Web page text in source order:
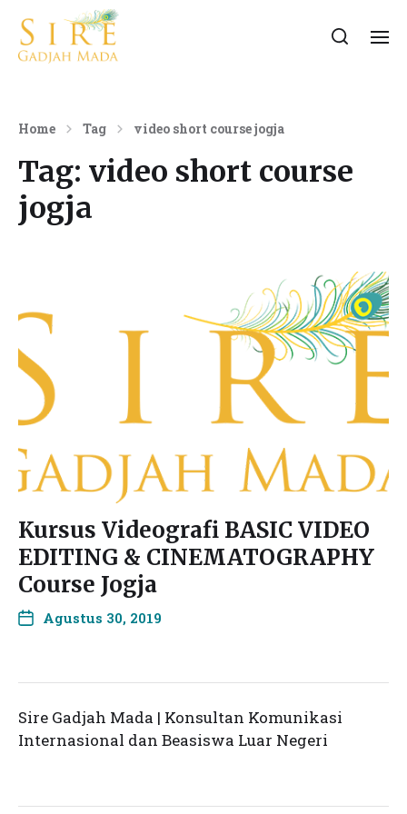
Home Tag video short course jogja
Tag: video short course
jogja
Kursus Videografi BASIC VIDEO
EDITING & CINEMATOGRAPHY
Course Jogja
Agustus 30, 2019
Sire Gadjah Mada | Konsultan Komunikasi
Internasional dan Beasiswa Luar Negeri